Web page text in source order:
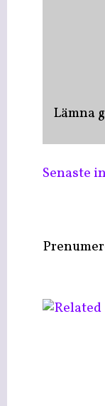
Lämna
Senaste